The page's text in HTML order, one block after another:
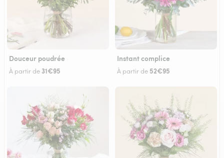
Douceur poudrée
À partir de 31€95
Instant complice
À partir de 52€95